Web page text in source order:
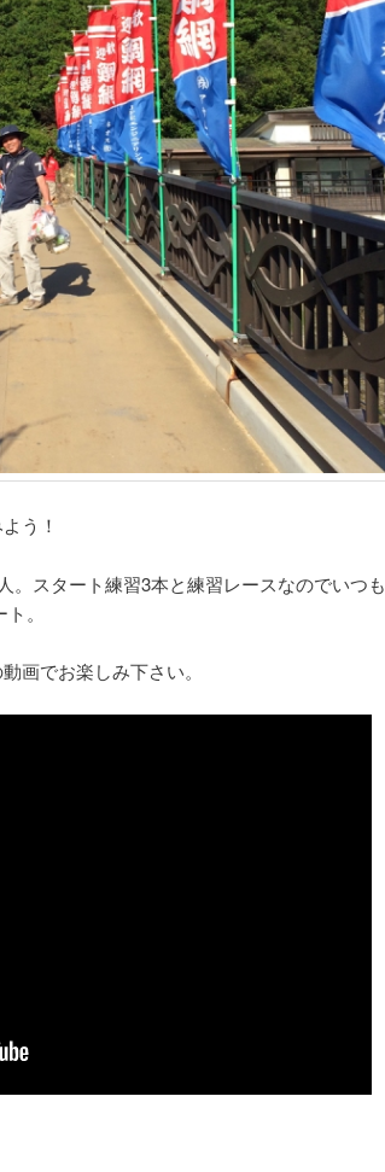
う！
。スタート練習3本と練習レースなのでいつも
。
画でお楽しみ下さい。